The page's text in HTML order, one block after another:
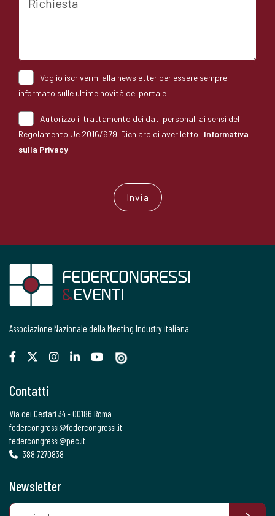
Voglio iscrivermi alla newsletter per essere sempre
informato sulle ultime novità del portale
Autorizzo il trattamento dei dati personali ai sensi del
Regolamento Ue 2016/679. Dichiaro di aver letto l'Informativa
sulla Privacy.
Associazione Nazionale della Meeting Industry italiana
Contatti
Via dei Cestari 34 - 00186 Roma
federcongressi@federcongressi.it
federcongressi@pec.it
388 7270838
Newsletter